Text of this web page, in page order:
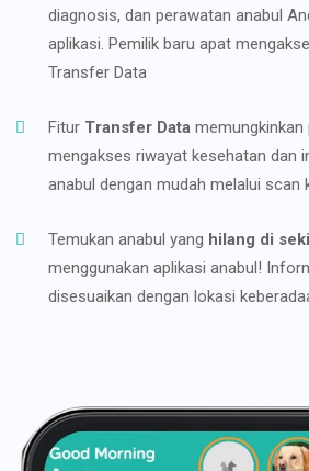
diagnosis, dan perawatan anabul
aplikasi. Pemilik baru apat
Transfer Data
Fitur Transfer Data memungkinkan
mengakses riwayat kesehatan dan
anabul dengan mudah melalui scan
Temukan anabul yang hilang di
menggunakan aplikasi anabul!
disesuaikan dengan lokasi